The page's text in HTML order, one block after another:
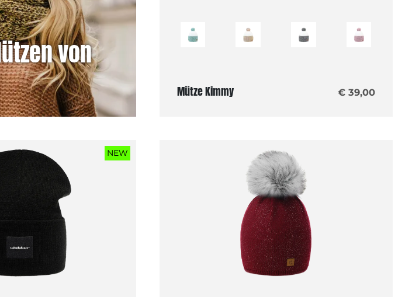
von
Mütze Kimmy € 39,00
NEW